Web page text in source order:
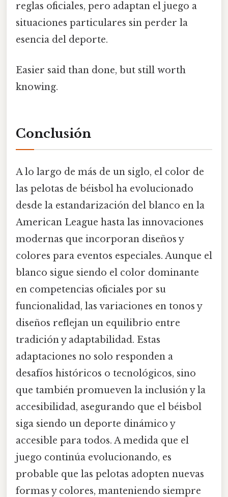
reglas oficiales, pero adaptan el juego a
situaciones particulares sin perder la
esencia del deporte.
Easier said than done, but still worth
knowing.
Conclusión
A lo largo de más de un siglo, el color de
las pelotas de béisbol ha evolucionado
desde la estandarización del blanco en la
American League hasta las innovaciones
modernas que incorporan diseños y
colores para eventos especiales. Aunque el
blanco sigue siendo el color dominante
en competencias oficiales por su
funcionalidad, las variaciones en tonos y
diseños reflejan un equilibrio entre
tradición y adaptabilidad. Estas
adaptaciones no solo responden a
desafíos históricos o tecnológicos, sino
que también promueven la inclusión y la
accesibilidad, asegurando que el béisbol
siga siendo un deporte dinámico y
accesible para todos. A medida que el
juego continúa evolucionando, es
probable que las pelotas adopten nuevas
formas y colores, manteniendo siempre